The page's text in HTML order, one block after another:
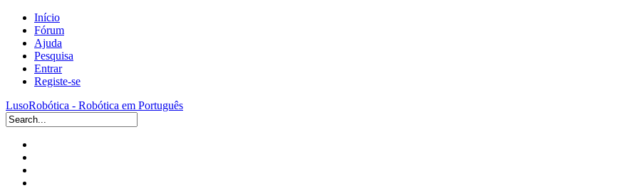
Início
Fórum
Ajuda
Pesquisa
Entrar
Registe-se
LusoRobótica - Robótica em Português